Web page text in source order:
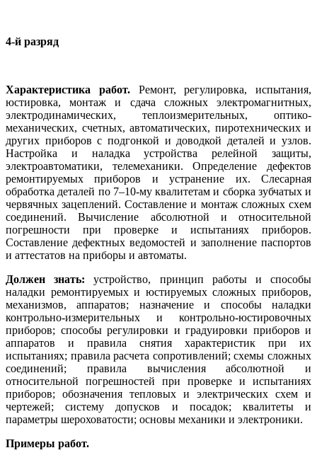
4-й разряд
Характеристика работ.Ремонт, регулировка, испытания,
юстировка, монтаж и сдача сложных электромагнитных,
электродинамических, теплоизмерительных, оптико-
механических, счетных, автоматических, пиротехнических и
других приборов с подгонкой и доводкой деталей и узлов.
Настройка и наладка устройства релейной защиты,
электроавтоматики, телемеханики. Определение дефектов
ремонтируемых приборов и устранение их. Слесарная
обработка деталей по 7–10-му квалитетам и сборка зубчатых и
червячных зацеплений. Составление и монтаж сложных схем
соединений. Вычисление абсолютной и относительной
погрешности при проверке и испытаниях приборов.
Составление дефектных ведомостей и заполнение паспортов
и аттестатов на приборы и автоматы.
Должен знать: устройство, принцип работы и способы
наладки ремонтируемых и юстируемых сложных приборов,
механизмов, аппаратов; назначение и способы наладки
контрольно-измерительных и контрольно-юстировочных
приборов; способы регулировки и градуировки приборов и
аппаратов и правила снятия характеристик при их
испытаниях; правила расчета сопротивлений; схемы сложных
соединений; правила вычисления абсолютной и
относительной погрешностей при проверке и испытаниях
приборов; обозначения тепловых и электрических схем и
чертежей; систему допусков и посадок; квалитеты и
параметры шероховатости; основы механики и электроники.
Примеры работ.